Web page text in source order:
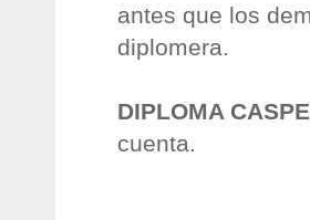
antes que los
diplomera.
DIPLOMA
cuenta.